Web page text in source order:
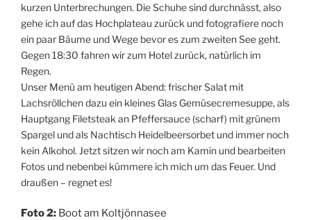
kurzen Unterbrechungen. Die Schuhe sind durchnässt, also
gehe ich auf das Hochplateau zurück und fotografiere noch
ein paar Bäume und Wege bevor es zum zweiten See geht.
Gegen 18:30 fahren wir zum Hotel zurück, natürlich im
Regen.
Unser Menü am heutigen Abend: frischer Salat mit
Lachsröllchen dazu ein kleines Glas Gemüsecremesuppe, als
Hauptgang Filetsteak an Pfeffersauce (scharf) mit grünem
Spargel und als Nachtisch Heidelbeersorbet und immer noch
kein Alkohol. Jetzt sitzen wir noch am Kamin und bearbeiten
Fotos und nebenbei kümmere ich mich um das Feuer. Und
draußen – regnet es!
Foto 2: Boot am Koltjönnasee